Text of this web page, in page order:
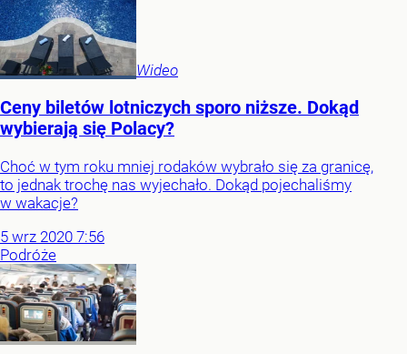
Wideo
Ceny biletów lotniczych sporo niższe. Dokąd
wybierają się Polacy?
Choć w tym roku mniej rodaków wybrało się za granicę,
to jednak trochę nas wyjechało. Dokąd pojechaliśmy
w wakacje?
5 wrz 2020 7:56
Podróże